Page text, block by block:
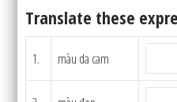
Translate these
1. màu da cam